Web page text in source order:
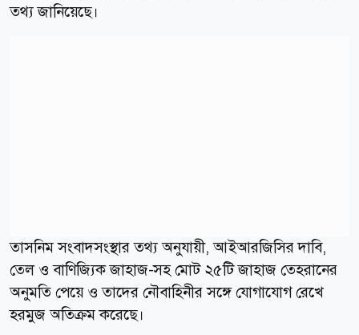
তথ্য জানিয়েছে।
তাসনিম সংবাদসংস্থার তথ্য অনুযায়ী, আইআরজিসির দাবি,
তেল ও বাণিজ্যিক জাহাজ-সহ মোট ২৫টি জাহাজ তেহরানের
অনুমতি পেয়ে ও তাদের নৌবাহিনীর সঙ্গে যোগাযোগ রেখে
হরমুজ অতিক্রম করেছে।